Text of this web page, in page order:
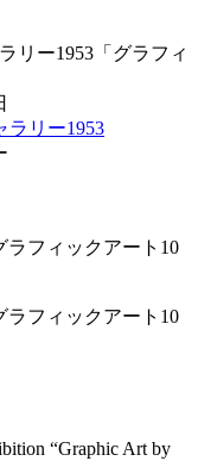
リー1953「グラフィ
ラリー1953
“Graphic Art by